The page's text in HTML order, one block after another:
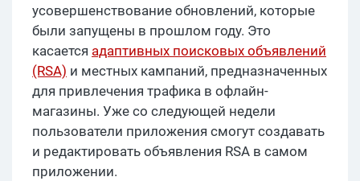
усовершенствование обновлений, которые
были запущены в прошлом году. Это
касается адаптивных поисковых объявлений
(RSA) и местных кампаний, предназначенных
для привлечения трафика в офлайн-
магазины. Уже со следующей недели
пользователи приложения смогут создавать
и редактировать объявления RSA в самом
приложении.